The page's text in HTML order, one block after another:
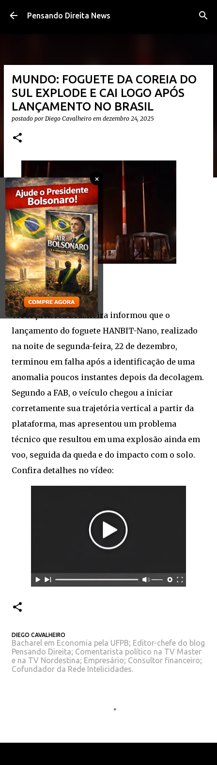
Pular para o conteúdo principal
Pensando Direita News
×
MUNDO: FOGUETE DA COREIA DO
SUL EXPLODE E CAI LOGO APÓS
LANÇAMENTO NO BRASIL
postado por Diego Cavalheiro em dezembro 24, 2025
A Força Aérea Brasileira informou que o
lançamento do foguete HANBIT-Nano, realizado
na noite de segunda-feira, 22 de dezembro,
terminou em falha após a identificação de uma
anomalia poucos instantes depois da decolagem.
Segundo a FAB, o veículo chegou a iniciar
corretamente sua trajetória vertical a partir da
plataforma, mas apresentou um problema
técnico que resultou em uma explosão ainda em
voo, seguida da queda e do impacto com o solo.
Confira detalhes no vídeo:
DIEGO CAVALHEIRO
Bacharel em Economia pela UFPB; Editor-chefe do blog
Pensando Direita; Comentarista político na TV Master
e na TV Nordestina; Empresário; Consultor financeiro;
Cofundador da Rede Intelicidades.